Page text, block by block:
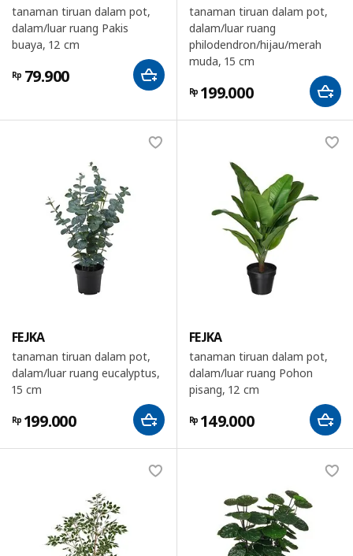
tanaman tiruan dalam pot,
dalam/luar ruang Pakis
buaya, 12 cm
Rp 79.900
tanaman tiruan dalam pot,
dalam/luar ruang
philodendron/hijau/merah
muda, 15 cm
Rp 199.000
FEJKA
tanaman tiruan dalam pot,
dalam/luar ruang eucalyptus,
15 cm
Rp 199.000
FEJKA
tanaman tiruan dalam pot,
dalam/luar ruang Pohon
pisang, 12 cm
Rp 149.000